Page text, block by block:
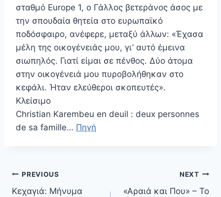
σταθμό Europe 1, ο Γάλλος βετεράνος άσος με
την σπουδαία θητεία στο ευρωπαϊκό
ποδόσφαιρο, ανέφερε, μεταξύ άλλων: «Έχασα
μέλη της οικογένειάς μου, γι’ αυτό έμεινα
σιωπηλός. Γιατί είμαι σε πένθος. Δύο άτομα
στην οικογένειά μου πυροβολήθηκαν στο
κεφάλι. Ήταν ελεύθεροι σκοπευτές».
Κλείσιμο
Christian Karembeu en deuil : deux personnes
de sa famille… Πηγή
Πλοήγηση
άρθρων
PREVIOUS
Κεχαγιά: Μήνυμα
NEXT
«Αραιά και Που» – Το